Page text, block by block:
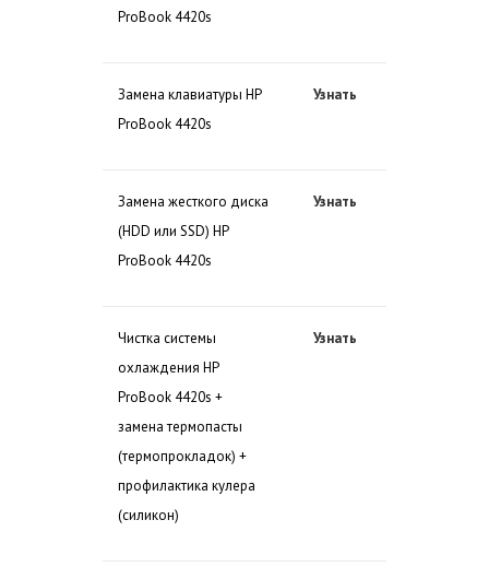
ProBook 4420s
Замена клавиатуры HP
ProBook 4420s
Узнать
Замена жесткого диска
(HDD или SSD) HP
ProBook 4420s
Узнать
Чистка системы
охлаждения HP
ProBook 4420s +
замена термопасты
(термопрокладок) +
профилактика кулера
(силикон)
Узнать